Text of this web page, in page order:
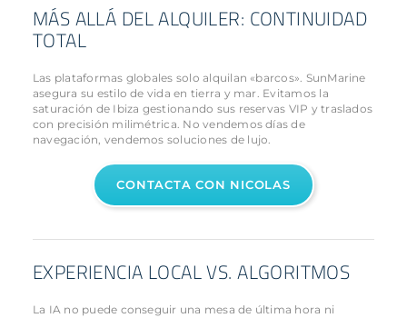
MÁS ALLÁ DEL ALQUILER: CONTINUIDAD
TOTAL
Las plataformas globales solo alquilan «barcos». SunMarine
asegura su estilo de vida en tierra y mar. Evitamos la
saturación de Ibiza gestionando sus reservas VIP y traslados
con precisión milimétrica. No vendemos días de
navegación, vendemos soluciones de lujo.
CONTACTA CON NICOLAS
EXPERIENCIA LOCAL VS. ALGORITMOS
La IA no puede conseguir una mesa de última hora ni